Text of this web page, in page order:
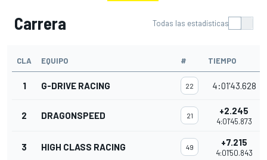
Carrera Todas las estadísticas
CLA EQUIPO # TIEMPO
1 G-DRIVE RACING 22 4:01'43.628
2 DRAGONSPEED 21 +2.245
4:01'45.873
3 HIGH CLASS RACING 49 +7.215
4:01'50.843